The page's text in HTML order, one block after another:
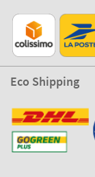
Eco Shipping